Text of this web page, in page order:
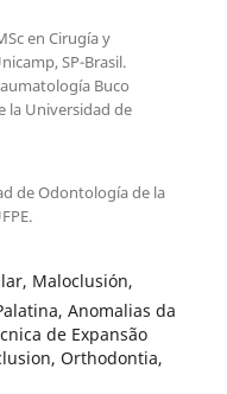
en Cirugía y
SP-Brasil.
Buco
la Universidad de
de Odontología de la
Maloclusión,
Anomalias da
de Expansão
Orthodontia,